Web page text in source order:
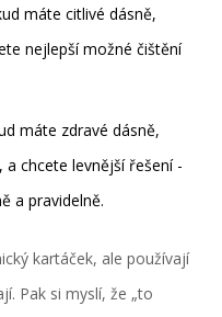
máte citlivé dásně,
nejlepší možné čištění
máte zdravé dásně,
chcete levnější řešení -
a pravidelně.
kartáček, ale používají
Pak si myslí, že „to